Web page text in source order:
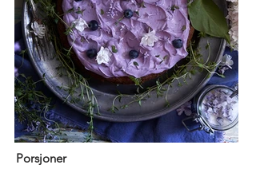
Porsjoner